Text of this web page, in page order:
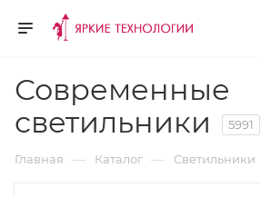
Современные
светильники
5991
Главная — Каталог — Светильники